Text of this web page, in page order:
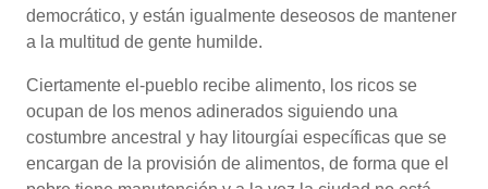
democrático, y están igualmente deseosos de mantener
a la multitud de gente humilde.
Ciertamente el-pueblo recibe alimento, los ricos se
ocupan de los menos adinerados siguiendo una
costumbre ancestral y hay litourgíai específicas que se
encargan de la provisión de alimentos, de forma que el